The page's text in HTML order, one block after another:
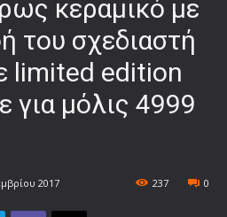
κεραμικό με
του σχεδιαστή
limited edition
για μόλις 4999
2017 0
237